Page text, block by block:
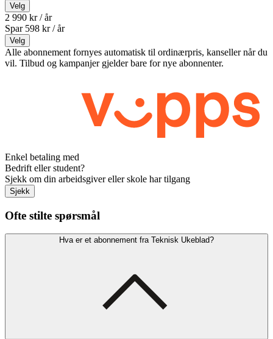
Velg
2 990 kr / år
Spar 598 kr /år
Velg
Alle abonnement fornyes automatisk til ordinærpris, kanseller når du
vil. Tilbud og kampanjer gjelder bare for nye abonnenter.
Enkel betaling med
Bedrift eller student?
Sjekk om din arbeidsgiver eller skole har tilgang
Sjekk
Ofte stilte spørsmål
Hva er et abonnement fra Teknisk Ukeblad?